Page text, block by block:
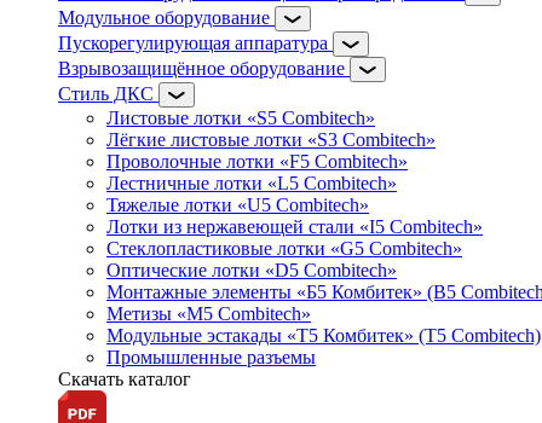
Модульное оборудование
Пускорегулирующая аппаратура
Взрывозащищённое оборудование
Стиль ДКС
Листовые лотки «S5 Combitech»
Лёгкие листовые лотки «S3 Combitech»
Проволочные лотки «F5 Combitech»
Лестничные лотки «L5 Combitech»
Тяжелые лотки «U5 Combitech»
Лотки из нержавеющей стали «I5 Combitech»
Стеклопластиковые лотки «G5 Combitech»
Оптические лотки «D5 Combitech»
Монтажные элементы «Б5 Комбитек» (B5
Метизы «M5 Combitech»
Модульные эстакады «Т5 Комбитек» (T5 Combitech)
Промышленные разъемы
Скачать каталог